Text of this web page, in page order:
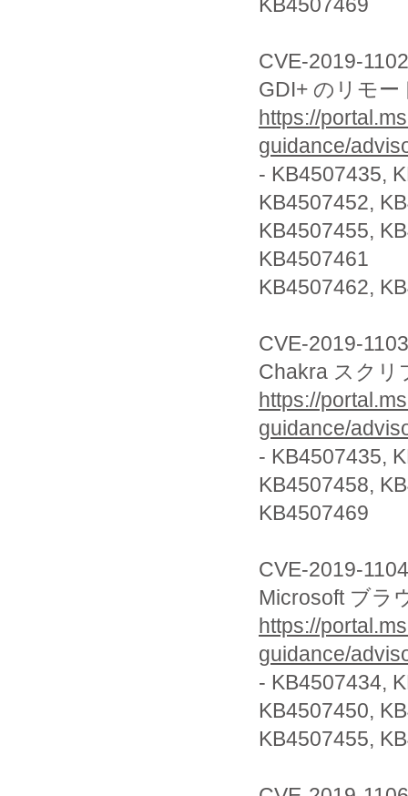
CVE-2019-1102
GDI+ のリモ
https://
guidance/
- KB4507435,
KB4507452,
KB4507455,
KB4507461
KB4507462,
CVE-2019-1103
Chakra スクリ
https://
guidance/
- KB4507435,
KB4507458,
KB4507469
CVE-2019-1104
Microsoft ブラ
https://
guidance/
- KB4507434,
KB4507450,
KB4507455,